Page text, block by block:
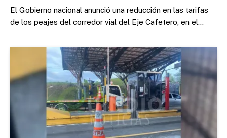
El Gobierno nacional anunció una reducción en las tarifas
de los peajes del corredor vial del Eje Cafetero, en el…